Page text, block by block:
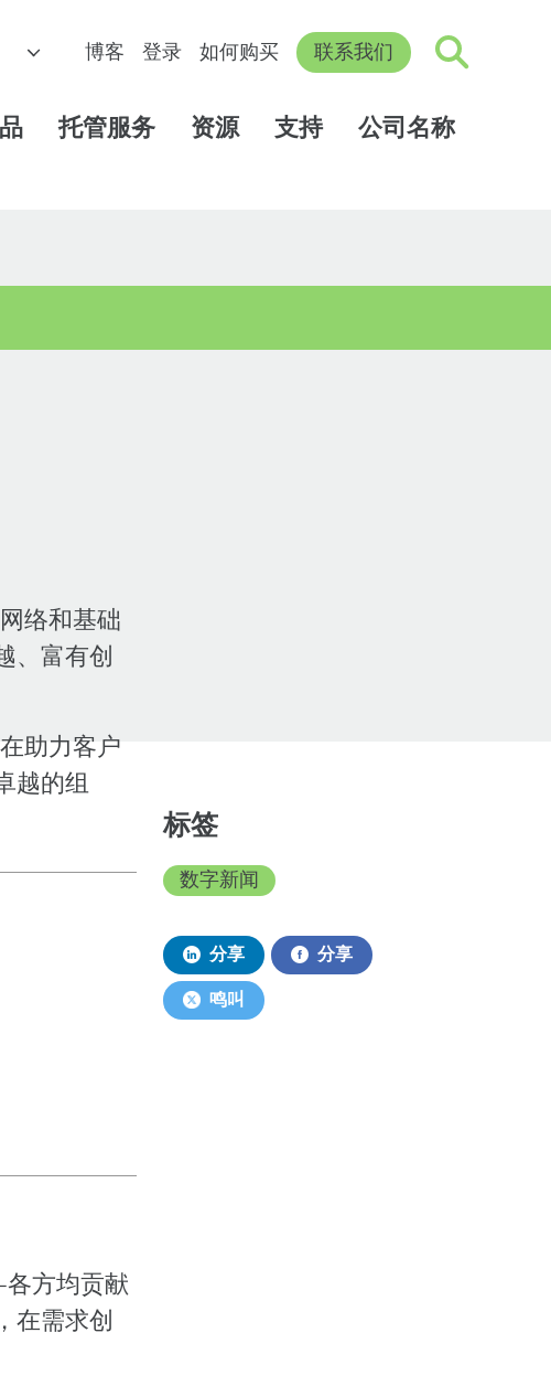
博客 登录 如何购买 联系我们
托管服务 资源 支持 公司名称
络和基础
、富有创
助力客户
越的组
方均贡献
在需求创
标签
数字新闻
分享
分享
鸣叫